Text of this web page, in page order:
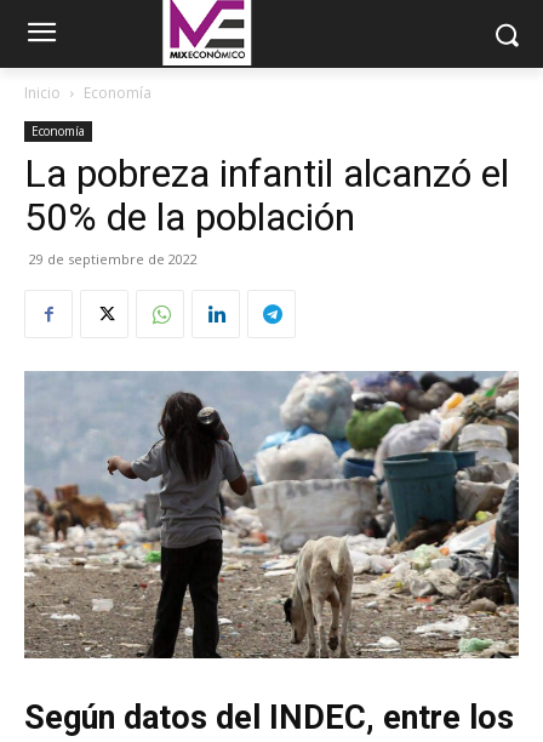
Inicio Economía
Economía
La pobreza infantil alcanzó el
50% de la población
29 de septiembre de 2022
Según datos del INDEC, entre los